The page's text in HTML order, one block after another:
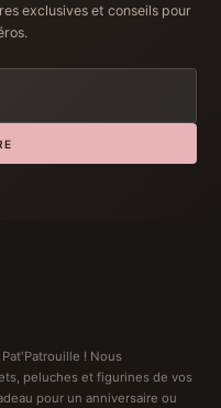
exclusives et conseils pour
! Nous
peluches et figurines de vos
pour un anniversaire ou